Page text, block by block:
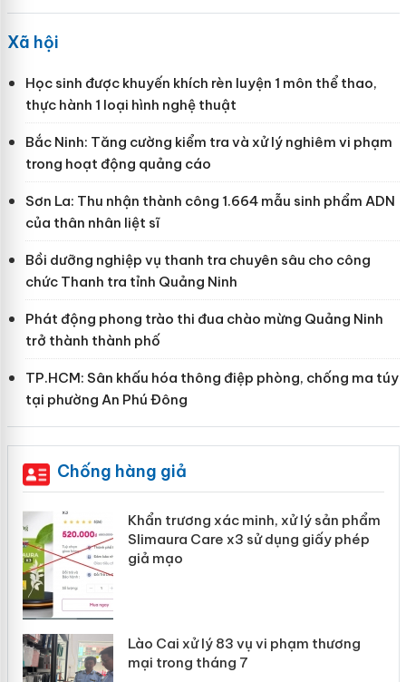
Xã hội
Học sinh được khuyến khích rèn luyện 1 môn thể thao,
thực hành 1 loại hình nghệ thuật
Bắc Ninh: Tăng cường kiểm tra và xử lý nghiêm vi phạm
trong hoạt động quảng cáo
Sơn La: Thu nhận thành công 1.664 mẫu sinh phẩm ADN
của thân nhân liệt sĩ
Bồi dưỡng nghiệp vụ thanh tra chuyên sâu cho công
chức Thanh tra tỉnh Quảng Ninh
Phát động phong trào thi đua chào mừng Quảng Ninh
trở thành thành phố
TP.HCM: Sân khấu hóa thông điệp phòng, chống ma túy
tại phường An Phú Đông
Chống hàng giả
Khẩn trương xác minh, xử lý sản phẩm
Slimaura Care x3 sử dụng giấy phép
giả mạo
Lào Cai xử lý 83 vụ vi phạm thương
mại trong tháng 7